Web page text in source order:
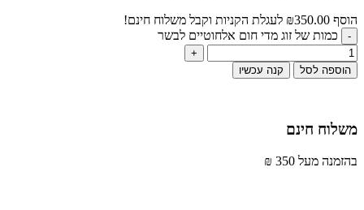
הוסף
₪350.00
לעגלת הקניות וקבל משלוח חינם!
כמות של זוג מדי חום אלחוטיים לבשר
הוספה לסל קנה עכשיו
משלוח חינם
בהזמנה מעל 350 ₪